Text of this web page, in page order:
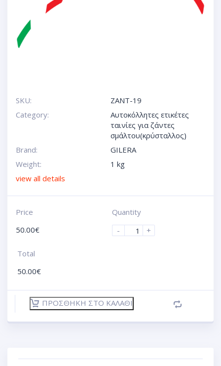
SKU:
ZANT-19
Category:
Αυτοκόλλητες ετικέτες
ταινίες για ζάντες
σμάλτου(κρύσταλλος)
Brand:
GILERA
Weight:
1 kg
view all details
Price
50.00€
Quantity
-
+
Total
50.00€
ΠΡΟΣΘΉΚΗ ΣΤΟ ΚΑΛΆΘΙ